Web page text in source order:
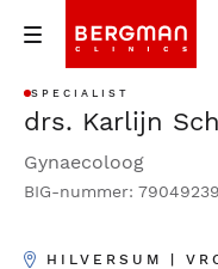
SPECIALIST
drs. Karlijn
Gynaecoloog
BIG-nummer:
HILVERSUM |